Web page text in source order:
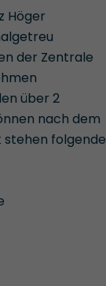
Höger
der Zentrale
über 2
nach dem
stehen folgende